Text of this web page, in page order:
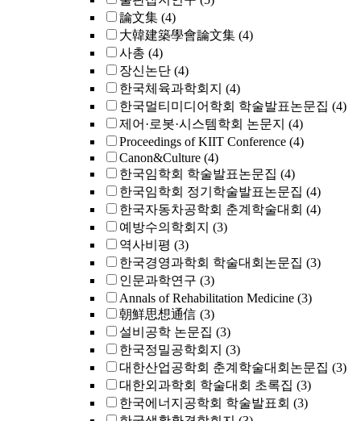
論文集 (4)
大韓建築學會論文集 (4)
사총 (4)
장신논단 (4)
한국체육과학회지 (4)
한국멀티미디어학회 학술발표논문집 (4)
제어·로봇·시스템학회 논문지 (4)
Proceedings of KIIT Conference (4)
Canon&Culture (4)
한국임학회 학술발표논문집 (4)
한국임학회 정기학술발표논문집 (4)
한국자동차공학회 춘계학술대회 (4)
예방수의학회지 (3)
역사비평 (3)
한국경영과학회 학술대회논문집 (3)
인문과학연구 (3)
Annals of Rehabilitation Medicine (3)
朝鮮思想通信 (3)
설비공학 논문집 (3)
한국정밀공학회지 (3)
대한산업공학회 춘계학술대회논문집 (3)
대한외과학회 학술대회 초록집 (3)
한국에너지공학회 학술발표회 (3)